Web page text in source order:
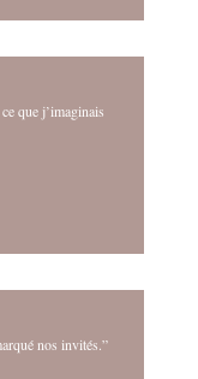
que j’imaginais
nos invités.”